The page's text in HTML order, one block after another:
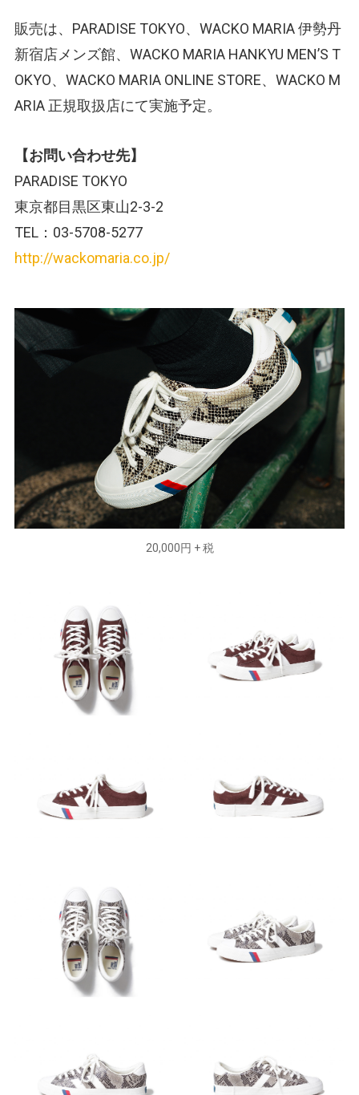
販売は、PARADISE TOKYO、WACKO MARIA 伊勢丹
新宿店メンズ館、WACKO MARIA HANKYU MEN’S T
OKYO、WACKO MARIA ONLINE STORE、WACKO M
ARIA 正規取扱店にて実施予定。
【お問い合わせ先】
PARADISE TOKYO
東京都目黒区東山2-3-2
TEL：03-5708-5277
http://wackomaria.co.jp/
20,000円 + 税